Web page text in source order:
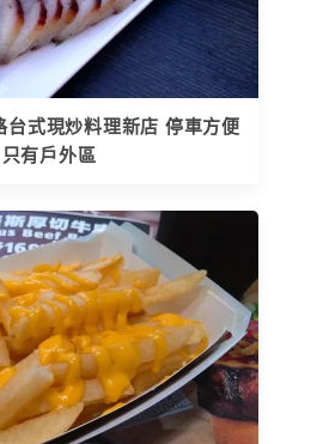
台式現炒料理新店 停車方便
只有戶外區